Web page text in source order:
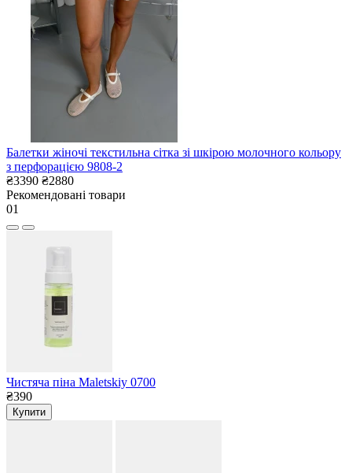
Балетки жіночі текстильна сітка зі шкірою молочного кольору
з перфорацією 9808-2
₴3390 ₴2880
Рекомендовані товари
01
Чистяча піна Maletskiy 0700
₴390
Купити